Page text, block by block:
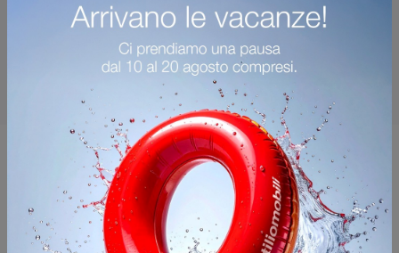
Potrebbero piacerti anche